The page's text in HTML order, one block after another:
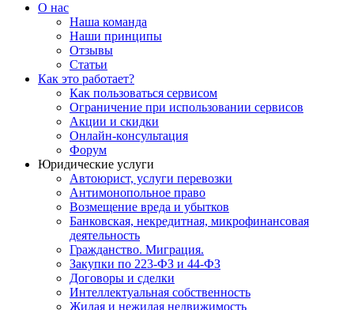
О нас
Наша команда
Наши принципы
Отзывы
Статьи
Как это работает?
Как пользоваться сервисом
Ограничение при использовании сервисов
Акции и скидки
Онлайн-консультация
Форум
Юридические услуги
Автоюрист, услуги перевозки
Антимонопольное право
Возмещение вреда и убытков
Банковская, некредитная, микрофинансовая
деятельность
Гражданство. Миграция.
Закупки по 223-ФЗ и 44-ФЗ
Договоры и сделки
Интеллектуальная собственность
Жилая и нежилая недвижимость